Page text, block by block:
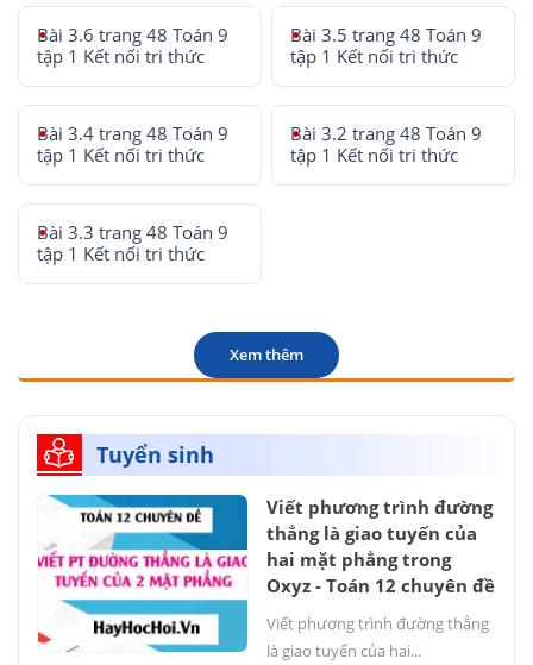
Bài 3.6 trang 48 Toán 9
tập 1 Kết nối tri thức
Bài 3.5 trang 48 Toán 9
tập 1 Kết nối tri thức
Bài 3.4 trang 48 Toán 9
tập 1 Kết nối tri thức
Bài 3.2 trang 48 Toán 9
tập 1 Kết nối tri thức
Bài 3.3 trang 48 Toán 9
tập 1 Kết nối tri thức
Xem thêm
Tuyển sinh
Viết phương trình đường
thẳng là giao tuyến của
hai mặt phẳng trong
Oxyz - Toán 12 chuyên đề
Viết phương trình đường thẳng
là giao tuyến của hai...